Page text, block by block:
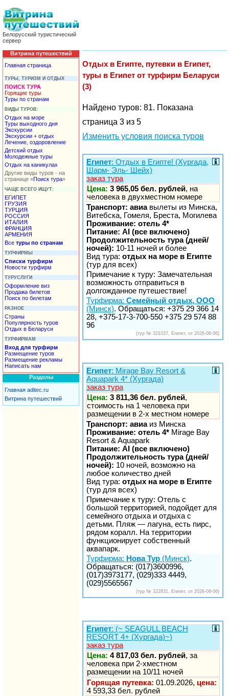
Белорусский туристический
сервер
Витрина путешествий
Главная страница
ТУРЫ, ТУРИЗМ И ОТДЫХ
ПОИСК ТУРА
Горящие туры
Туры по странам
ВИДЫ ТУРОВ:
Отдых на море
Туры выходного дня
Экскурсии
Экскурсии + отдых
Лечение, оздоровление
Детский отдых
Молодежные туры
Отдых на каникулах
Другие виды туров - на
странице «Поиск тура»
ЧАЩЕ ВСЕГО ИЩУТ:
ЕГИПЕТ
ГРУЗИЯ
ТУРЦИЯ
РОССИЯ
ИТАЛИЯ
ФРАНЦИЯ
АРМЕНИЯ
Все туры по странам
ТУРФИРМЫ
Списки турфирм
Новости турфирм
ТУРУСЛУГИ
Оформление виз
Продажа билетов
Поиск по билетам
РАЗНОЕ
Страны
Популярность туров
Отдых в Беларуси
ТУРФИРМАМ
Вход для турфирм
Размещение туров
Размещение рекламы
Написать нам
Разделы
Главная aditec.ru
Витрина путешествий
Отдых в Египте, путевки в Египет,
туры в Египет от турфирм Беларуси
(3)
Найдено туров: 81. Показана
страница 3 из 5
Изменить условия поиска туров
Египет: Отдых в Египте! (Хургада,
Шарм- Эль- Шейх)
заказ тура
Цена: 3 965,05 бел. рублей, на
человека в двухместном номере
Транспорт: авиавылеты из Минска,
Витебска, Гомеля, Бреста, Могилева
Проживание: отель 4*
Питание: AI (все включено)
Продолжительность тура (дней/
ночей): 10-11 ночей и более
Вид тура: отдых на море в Египте
(тур для всех)
Примечание к туру: Замечательная
возможность отправиться в
долгожданное путешествие!
Турфирма: Семейный отдых, ООО
(Минск). Обращаться: +375 29 366 14
28, +375-17-3-700-550 +375 29 574 88
96
(тур № 321037, Египет, от 2026-08-06)
Египет: Mirage Bay Resort &
Aquapark 4* (Хургада)
заказ тура
Цена: 3 811,36 бел. рублей,
стоимость на 1 человека при
размещении в 2-х местном номере
Транспорт: авиаиз Минска
Проживание: отель 4* Mirage Bay
Resort & Aquapark
Питание: AI (все включено)
Продолжительность тура (дней/
ночей): 10 ночей, возможно на
любое количество дней
Вид тура: отдых на море в Египте
(тур для всех)
Примечание к туру: Отель с
большой территорией, подойдет для
семейного отдыха и отдыха с
детьми. Пляж — лагуна, есть пирс,
рядом коралл. На территории
функционирует собственный
аквапарк.
Турфирма: Нова Тур (Минск).
Обращаться: (017)3600996,
(017)3973177, (029)333 4449,
(029)5565567
(тур № 322831, Египет, от 2026-08-06)
Египет: (~ SEAGULL BEACH
RESORT 4+ (Хургада)~)
заказ тура
Цена: 4 817,03 бел. рублей, за
человека при 2-хместном
размещении на 10/11 ночей
Горящая путевка: 01.09.2026, цена:
4 593,33 бел. рублей